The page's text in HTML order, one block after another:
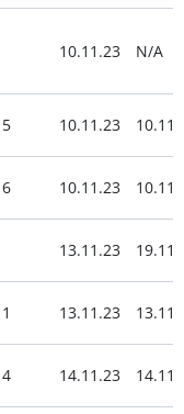
10.11.23 N/A
5 10.11.23
6 10.11.23
13.11.23
1 13.11.23
4 14.11.23